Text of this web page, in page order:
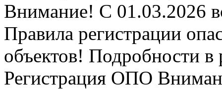
Внимание! С 01.03.2026
Правила регистрации
объектов! Подробности в
Регистрация ОПО